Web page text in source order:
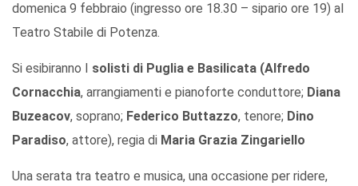
domenica 9 febbraio (ingresso ore 18.30 – sipario ore 19) al
Teatro Stabile di Potenza.
Si esibiranno I solisti di Puglia e Basilicata (Alfredo
Cornacchia, arrangiamenti e pianoforte conduttore; Diana
Buzeacov, soprano; Federico Buttazzo, tenore; Dino
Paradiso, attore), regia di Maria Grazia Zingariello
Una serata tra teatro e musica, una occasione per ridere,